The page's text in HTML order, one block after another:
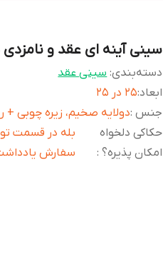
سینی آینه ای عقد و نامزدی
دسته‌بندی:سینی عقد
ابعاد:۲۵ در ۲۵
جنس :دولایه صخیم، زیره چوبی +
حکاکی دلخواه
امکان پذیره؟ :
بله در قسمت
سفارش